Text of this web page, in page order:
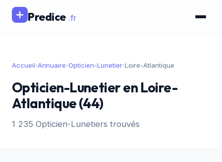
Predice .fr
Accueil›Annuaire›Opticien-Lunetier›Loire-Atlantique
Opticien-Lunetier en Loire-
Atlantique (44)
1 235 Opticien-Lunetiers trouvés